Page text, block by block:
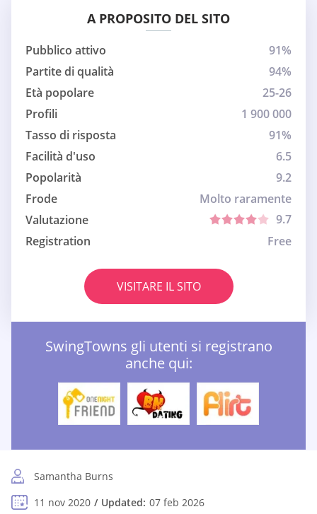
A PROPOSITO DEL SITO
Pubblico attivo
91%
Partite di qualità
94%
Età popolare
25-26
Profili
1 900 000
Tasso di risposta
91%
Facilità d'uso
6.5
Popolarità
9.2
Frode
Molto raramente
Valutazione
9.7
Registration
Free
VISITARE IL SITO
SwingTowns gli utenti si registrano
anche qui:
Samantha Burns
11 nov 2020
Updated: 07 feb 2026